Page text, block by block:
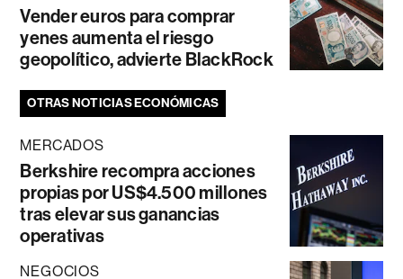
Vender euros para comprar
yenes aumenta el riesgo
geopolítico, advierte BlackRock
OTRAS NOTICIAS ECONÓMICAS
MERCADOS
Berkshire recompra acciones
propias por US$4.500 millones
tras elevar sus ganancias
operativas
NEGOCIOS